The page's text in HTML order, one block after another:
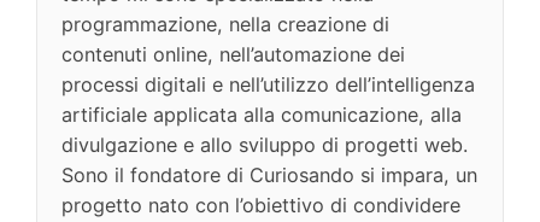
programmazione, nella creazione di
contenuti online, nell’automazione dei
processi digitali e nell’utilizzo dell’intelligenza
artificiale applicata alla comunicazione, alla
divulgazione e allo sviluppo di progetti web.
Sono il fondatore di Curiosando si impara, un
progetto nato con l’obiettivo di condividere